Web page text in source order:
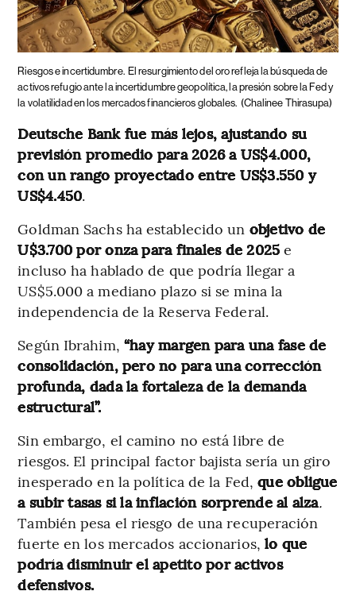
Riesgos e incertidumbre. El resurgimiento del oro refleja la búsqueda de
activos refugio ante la incertidumbre geopolítica, la presión sobre la Fed y
la volatilidad en los mercados financieros globales. (Chalinee Thirasupa)
Deutsche Bank fue más lejos, ajustando su
previsión promedio para 2026 a US$4.000,
con un rango proyectado entre US$3.550 y
US$4.450.
Goldman Sachs ha establecido un objetivo de
U$3.700 por onza para finales de 2025 e
incluso ha hablado de que podría llegar a
US$5.000 a mediano plazo si se mina la
independencia de la Reserva Federal.
Según Ibrahim, “hay margen para una fase de
consolidación, pero no para una corrección
profunda, dada la fortaleza de la demanda
estructural”.
Sin embargo, el camino no está libre de
riesgos. El principal factor bajista sería un giro
inesperado en la política de la Fed,que obligue
a subir tasas si la inflación sorprende al alza.
También pesa el riesgo de una recuperación
fuerte en los mercados accionarios, lo que
podría disminuir el apetito por activos
defensivos.